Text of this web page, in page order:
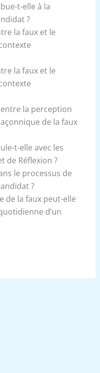
t-elle à la
?
la faux et le
la faux et le
la perception
de la faux
t-elle avec les
de Réflexion ?
le processus de
?
de la faux peut-elle
d’un